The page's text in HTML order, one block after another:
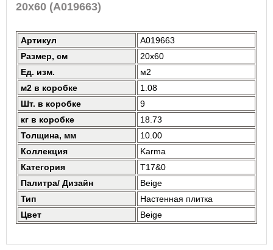
20x60 (A019663)
Артикул
A019663
Размер, см
20x60
Ед. изм.
м2
м2 в коробке
1.08
Шт. в коробке
9
кг в коробке
18.73
Толщина, мм
10.00
Коллекция
Karma
Категория
T17&0
Палитра/ Дизайн
Beige
Тип
Настенная плитка
Цвет
Beige